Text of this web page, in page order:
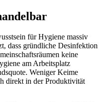
für Hygiene massiv
dass gründliche Desinfektion
keine
am Arbeitsplatz
Weniger Keime
direkt in der Produktivität